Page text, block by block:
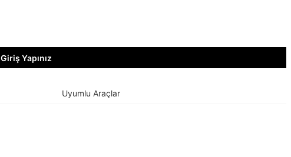
Giriş Yapınız
Uyumlu Araçlar